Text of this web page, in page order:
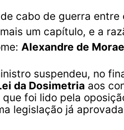
cabo de guerra
um capítulo, e a
Alexandre de
suspendeu, no
da Dosimetria aos
foi lido pela
legislação já